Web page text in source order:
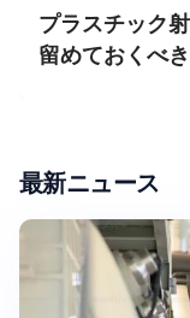
プラスチック
留めておくべ
最新ニュース